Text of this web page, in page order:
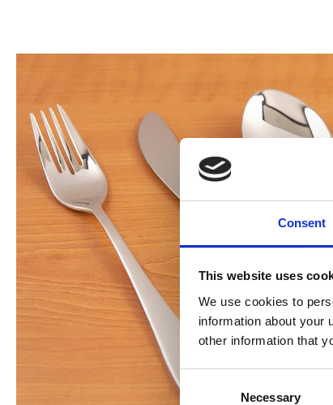
Consent
This website uses
We use cookies to
information about your
other information that
Necessary